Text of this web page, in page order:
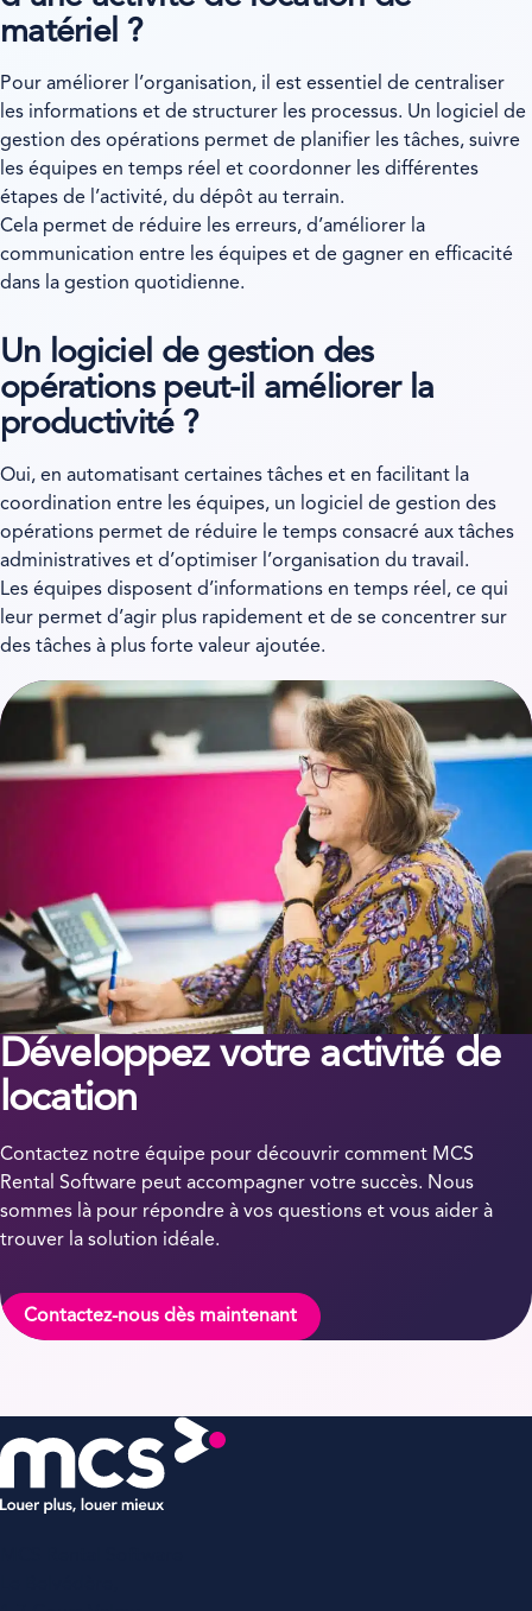
matériel ?
Pour améliorer l’organisation, il est essentiel de centraliser
les informations et de structurer les processus. Un logiciel de
gestion des opérations permet de planifier les tâches, suivre
les équipes en temps réel et coordonner les différentes
étapes de l’activité, du dépôt au terrain.
Cela permet de réduire les erreurs, d’améliorer la
communication entre les équipes et de gagner en efficacité
dans la gestion quotidienne.
Un logiciel de gestion des
opérations peut-il améliorer la
productivité ?
Oui, en automatisant certaines tâches et en facilitant la
coordination entre les équipes, un logiciel de gestion des
opérations permet de réduire le temps consacré aux tâches
administratives et d’optimiser l’organisation du travail.
Les équipes disposent d’informations en temps réel, ce qui
leur permet d’agir plus rapidement et de se concentrer sur
des tâches à plus forte valeur ajoutée.
Développez votre activité de
location
Contactez notre équipe pour découvrir comment MCS
Rental Software peut accompagner votre succès. Nous
sommes là pour répondre à vos questions et vous aider à
trouver la solution idéale.
Contactez-nous dès maintenant